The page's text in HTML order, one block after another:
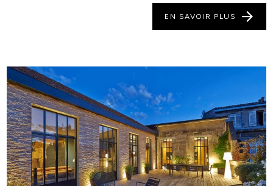
EN SAVOIR PLUS